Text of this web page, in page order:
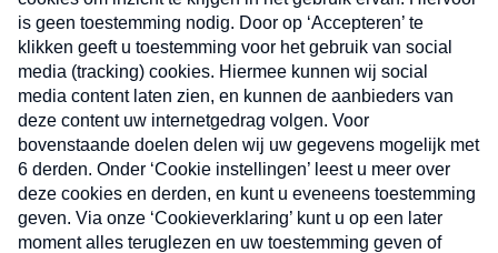
Nieuwsbrief
Neem hier een gratis abonnement op onze